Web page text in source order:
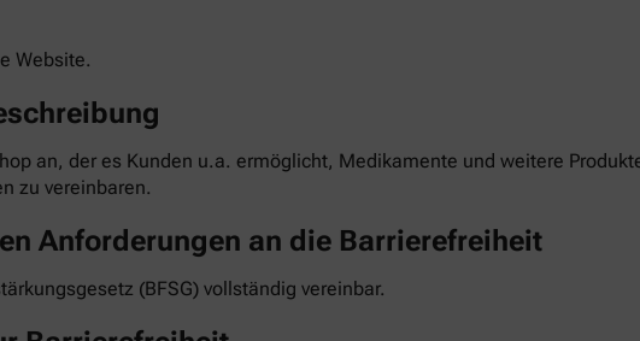
Website.
an, der es Kunden u.a. ermöglicht, Medikamente und weitere
zu vereinbaren.
Anforderungen an die Barrierefreiheit
(BFSG) vollständig vereinbar.